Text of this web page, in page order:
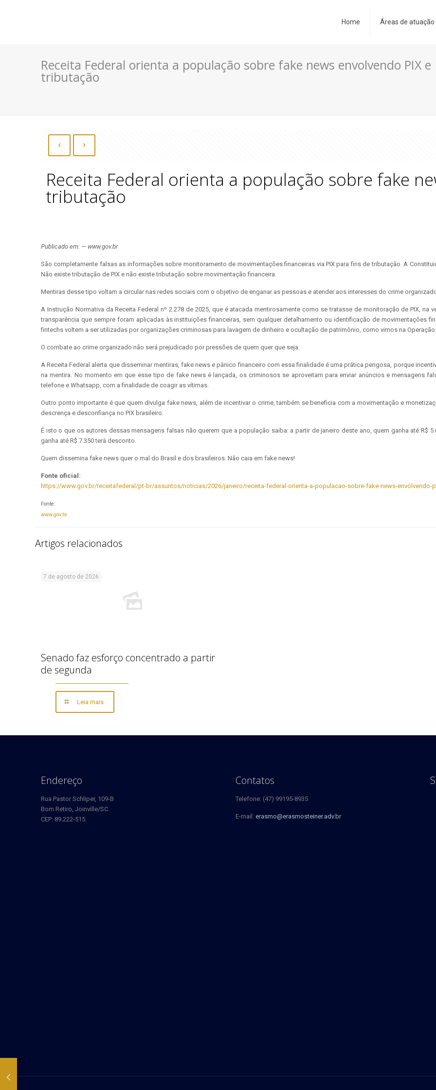
Home Áreas de atuação
Receita Federal orienta a população sobre fake news envolvendo PIX e
tributação
Receita Federal orienta a população sobre fake
tributação
Publicado em: — www.gov.br
São completamente falsas as informações sobre monitoramento de movimentações financeiras via PIX para fins de tributação. A
Não existe tributação de PIX e não existe tributação sobre movimentação financeira.
Mentiras desse tipo voltam a circular nas redes sociais com o objetivo de enganar as pessoas e atender aos interesses do crime
A Instrução Normativa da Receita Federal nº 2.278 de 2025, que é atacada mentirosamente como se tratasse de monitoração de PIX,
transparência que sempre foram aplicadas às instituições financeiras, sem qualquer detalhamento ou identificação de movimentações
fintechs voltem a ser utilizadas por organizações criminosas para lavagem de dinheiro e ocultação de patrimônio, como vimos na
O combate ao crime organizado não será prejudicado por pressões de quem quer que seja.
A Receita Federal alerta que disseminar mentiras, fake news e pânico financeiro com essa finalidade é uma prática perigosa, porque
na mentira. No momento em que esse tipo de fake news é lançada, os criminosos se aproveitam para enviar anúncios e mensagens
telefone e Whatsapp, com a finalidade de coagir as vítimas.
Outro ponto importante é que quem divulga fake news, além de incentivar o crime, também se beneficia com a movimentação e
descrença e desconfiança no PIX brasileiro.
É isto o que os autores dessas mensagens falsas não querem que a população saiba: a partir de janeiro deste ano, quem ganha até R$
ganha até R$ 7.350 terá desconto.
Quem dissemina fake news quer o mal do Brasil e dos brasileiros. Não caia em fake news!
Fonte oficial:
https://www.gov.br/receitafederal/pt-br/assuntos/noticias/2026/janeiro/receita-federal-orienta-a-populacao-sobre-fake-news-envolvendo-
Fonte:
www.gov.br
Artigos relacionados
7 de agosto de 2026
Senado faz esforço concentrado a partir
de segunda
Leia mais
Endereço
Rua Pastor Schliper, 109-B
Bom Retiro, Joinville/SC.
CEP: 89.222-515.
Contatos
Telefone: (47) 99195-8935
E-mail: erasmo@erasmosteiner.adv.br